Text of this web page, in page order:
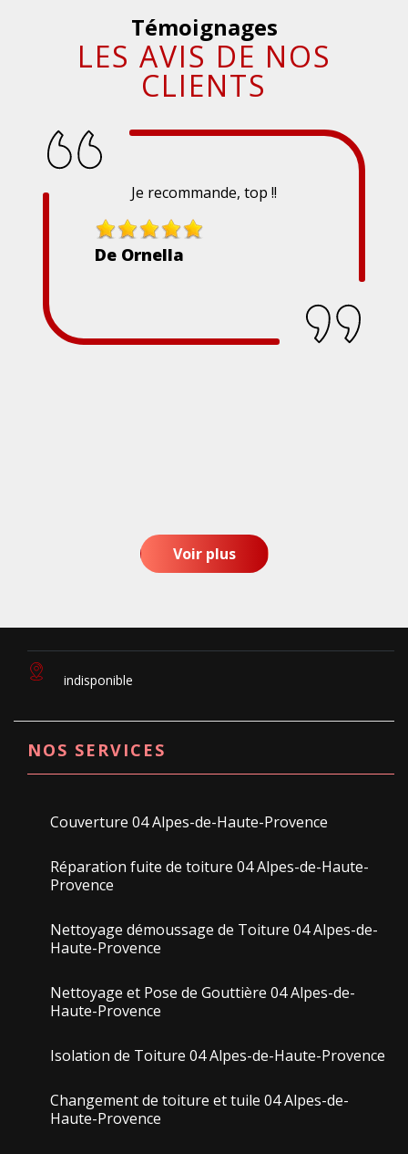
Témoignages
LES AVIS DE NOS
CLIENTS
Je recommande, top !!
De Ornella
Voir plus
indisponible
NOS SERVICES
Couverture 04 Alpes-de-Haute-Provence
Réparation fuite de toiture 04 Alpes-de-Haute-
Provence
Nettoyage démoussage de Toiture 04 Alpes-de-
Haute-Provence
Nettoyage et Pose de Gouttière 04 Alpes-de-
Haute-Provence
Isolation de Toiture 04 Alpes-de-Haute-Provence
Changement de toiture et tuile 04 Alpes-de-
Haute-Provence